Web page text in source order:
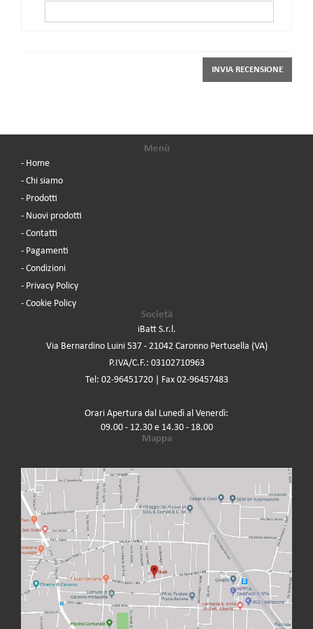
INVIA RECENSIONE
Menù
- Home
- Chi siamo
- Prodotti
- Nuovi prodotti
- Contatti
- Pagamenti
- Condizioni
- Privacy Policy
- Cookie Policy
Società
iBatt S.r.l.
Via Bernardino Luini 537 - 21042 Caronno Pertusella (VA)
P.IVA/C.F.: 03102710963
Tel: 02-96451720 | Fax 02-96457483
Orari Apertura dal Lunedì al Venerdì:
09.00 - 12.30 e 14.30 - 18.00
Mappa